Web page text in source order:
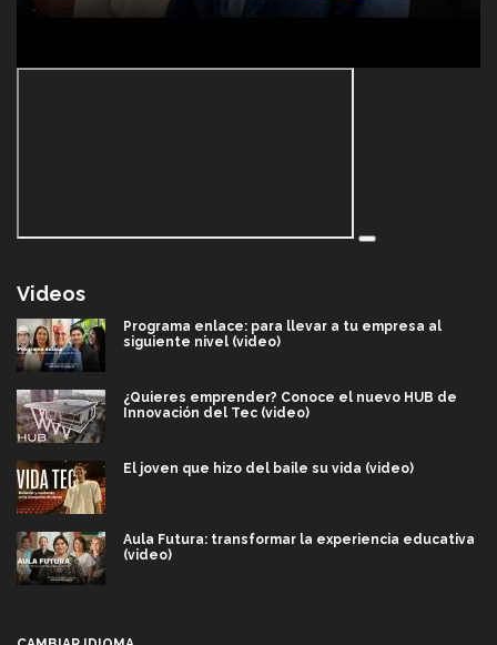
Videos
Programa enlace: para llevar a tu empresa al
siguiente nivel (video)
¿Quieres emprender? Conoce el nuevo HUB de
Innovación del Tec (video)
El joven que hizo del baile su vida (video)
Aula Futura: transformar la experiencia educativa
(video)